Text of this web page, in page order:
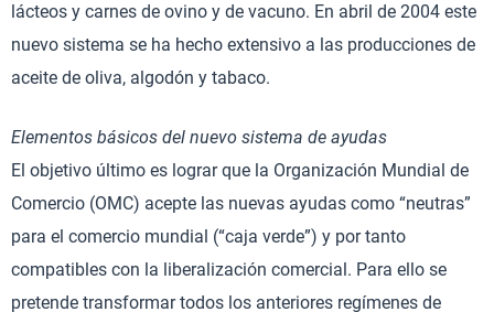
lácteos y carnes de ovino y de vacuno. En abril de 2004 este
nuevo sistema se ha hecho extensivo a las producciones de
aceite de oliva, algodón y tabaco.
Elementos básicos del nuevo sistema de ayudas
El objetivo último es lograr que la Organización Mundial de
Comercio (OMC) acepte las nuevas ayudas como “neutras”
para el comercio mundial (“caja verde”) y por tanto
compatibles con la liberalización comercial. Para ello se
pretende transformar todos los anteriores regímenes de